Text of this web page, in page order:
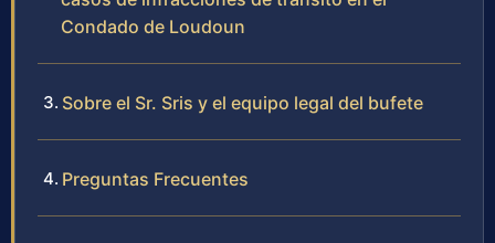
Condado de Loudoun
Sobre el Sr. Sris y el equipo legal del bufete
Preguntas Frecuentes